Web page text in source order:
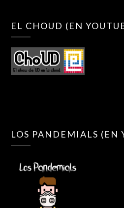
EL CHOUD (EN
LOS PANDEMIALS (EN